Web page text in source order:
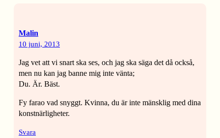
Malin
10 juni, 2013
Jag vet att vi snart ska ses, och jag ska säga det då också,
men nu kan jag banne mig inte vänta;
Du. Är. Bäst.
Fy farao vad snyggt. Kvinna, du är inte mänsklig med dina
konstnärligheter.
Svara